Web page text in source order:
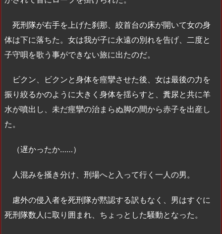
死刑隊が右手を上げた刹那、絞首台の床が開いて女の身
体は下に落ちた。女は我が子に永遠の別れを告げ、二度と
子守唄を歌う事ができない旅に出たのだ。
ビクン、ビクンと身体を痙攣させた後、女は最後の力を
振り絞るかのように大きく身体を揺らすと、糞尿と共に羊
水が噴出し、未だ痙攣の治まらぬ脚の間から赤子を出産し
た。
（遅かったか……）
人混みを掻き分け、刑場へと入って行く一人の男。
慮外の侵入者を死刑隊が黙認する訳もなく、男はすぐに
死刑隊数人に取り囲まれ、ちょっとした騒動となった。